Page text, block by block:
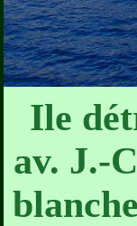
Ile
av. J.-